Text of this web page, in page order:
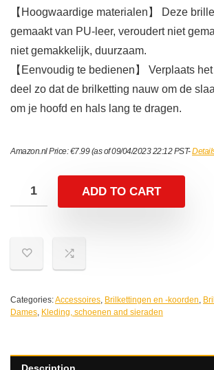
【Hoogwaardige materialen】 Deze
gemaakt van PU-leer, veroudert niet
niet gemakkelijk, duurzaam.
【Eenvoudig te bedienen】 Verplaats
deel zo dat de brilketting nauw om de
om je hoofd en hals lang te dragen.
Amazon.nl Price:€7.99(as of 09/04/2023 22:12 PST-
ADD TO CART
Categories:Accessoires, Brilkettingen en -koorden,
Dames, Kleding, schoenen and sieraden